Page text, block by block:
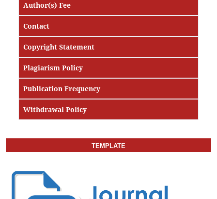
Author(s) Fee
Contact
Copyright Statement
Plagiarism Policy
Publication Frequency
Withdrawal Policy
TEMPLATE